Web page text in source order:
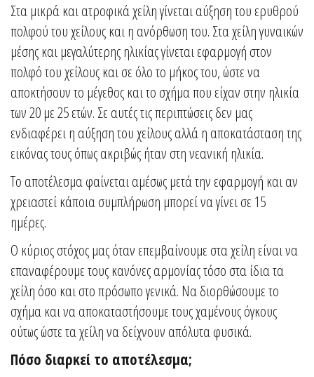
Στα μικρά και ατροφικά χείλη γίνεται αύξηση του ερυθρού
πολφού του χείλους και η ανόρθωση του. Στα χείλη γυναικών
μέσης και μεγαλύτερης ηλικίας γίνεται εφαρμογή στον
πολφό του χείλους και σε όλο το μήκος του, ώστε να
αποκτήσουν το μέγεθος και το σχήμα που είχαν στην ηλικία
των 20 με 25 ετών. Σε αυτές τις περιπτώσεις δεν μας
ενδιαφέρει η αύξηση του χείλους αλλά η αποκατάσταση της
εικόνας τους όπως ακριβώς ήταν στη νεανική ηλικία.
Το αποτέλεσμα φαίνεται αμέσως μετά την εφαρμογή και αν
χρειαστεί κάποια συμπλήρωση μπορεί να γίνει σε 15
ημέρες.
Ο κύριος στόχος μας όταν επεμβαίνουμε στα χείλη είναι να
επαναφέρουμε τους κανόνες αρμονίας τόσο στα ίδια τα
χείλη όσο και στο πρόσωπο γενικά. Να διορθώσουμε το
σχήμα και να αποκαταστήσουμε τους χαμένους όγκους
ούτως ώστε τα χείλη να δείχνουν απόλυτα φυσικά.
Πόσο διαρκεί το αποτέλεσμα;